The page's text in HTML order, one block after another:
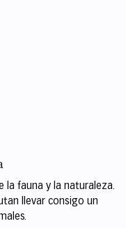
la fauna y la naturaleza.
llevar consigo un